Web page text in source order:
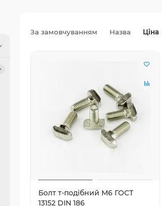
За замовчуванням Назва Ціна
Болт т-подібний М6 ГОСТ
13152 DIN 186